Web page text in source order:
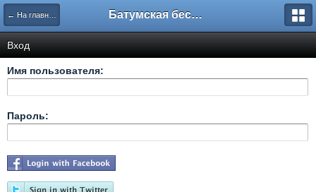
← На главную Батумская беседка
Вход
Имя пользователя:
Пароль: